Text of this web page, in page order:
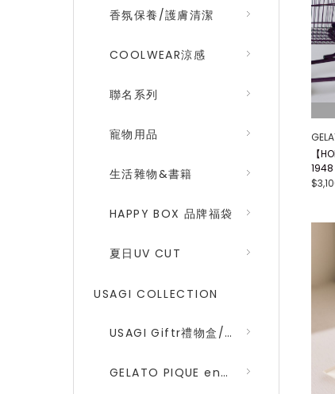
香氛保養/護膚清潔
COOLWEAR涼感
聯名系列
寵物用品
生活雜物&書籍
HAPPY BOX 品牌福袋
夏日UV CUT
USAGI COLLECTION
USAGI Giftr禮物盒/包裝盒
GELATO PIQUE encounters DRAGON QUEST 勇者鬥惡龍 二彈
【
1948